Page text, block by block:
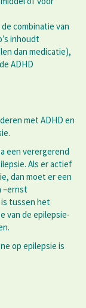
combinatie van
inhoudt
dan medicatie),
ADHD
met ADHD en
een verergerend
Als er actief
dan moet er een
–ernst
is tussen het
van de epilepsie-
op epilepsie is